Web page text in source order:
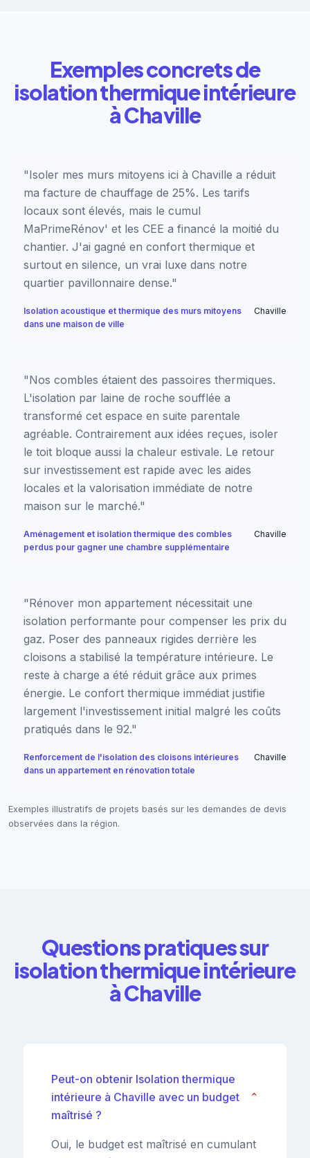
Exemples concrets de
isolation thermique intérieure
à Chaville
"Isoler mes murs mitoyens ici à Chaville a réduit
ma facture de chauffage de 25%. Les tarifs
locaux sont élevés, mais le cumul
MaPrimeRénov' et les CEE a financé la moitié du
chantier. J'ai gagné en confort thermique et
surtout en silence, un vrai luxe dans notre
quartier pavillonnaire dense."
Isolation acoustique et thermique des murs mitoyens
dans une maison de ville
Chaville
"Nos combles étaient des passoires thermiques.
L'isolation par laine de roche soufflée a
transformé cet espace en suite parentale
agréable. Contrairement aux idées reçues, isoler
le toit bloque aussi la chaleur estivale. Le retour
sur investissement est rapide avec les aides
locales et la valorisation immédiate de notre
maison sur le marché."
Aménagement et isolation thermique des combles
perdus pour gagner une chambre supplémentaire
Chaville
"Rénover mon appartement nécessitait une
isolation performante pour compenser les prix du
gaz. Poser des panneaux rigides derrière les
cloisons a stabilisé la température intérieure. Le
reste à charge a été réduit grâce aux primes
énergie. Le confort thermique immédiat justifie
largement l'investissement initial malgré les coûts
pratiqués dans le 92."
Renforcement de l'isolation des cloisons intérieures
dans un appartement en rénovation totale
Chaville
Exemples illustratifs de projets basés sur les demandes de devis
observées dans la région.
Questions pratiques sur
isolation thermique intérieure
à Chaville
Peut-on obtenir Isolation thermique
intérieure à Chaville avec un budget
maîtrisé ?
⌄
Oui, le budget est maîtrisé en cumulant